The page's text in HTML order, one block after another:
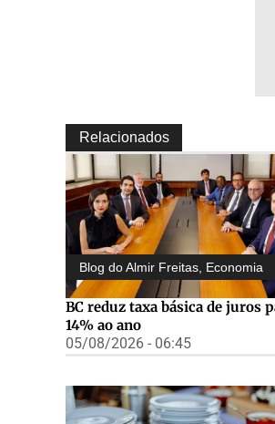
Relacionados
Blog do Almir Freitas Economia
BC reduz taxa básica de juros
14% ao ano
05/08/2026 - 06:45